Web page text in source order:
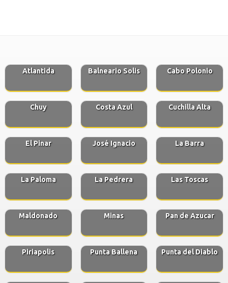
Atlantida Balneario Solis Cabo Polonio
Chuy Costa Azul Cuchilla Alta
El Pinar José Ignacio La Barra
La Paloma La Pedrera Las Toscas
Maldonado Minas Pan de Azucar
Piriapolis Punta Ballena Punta del Diablo